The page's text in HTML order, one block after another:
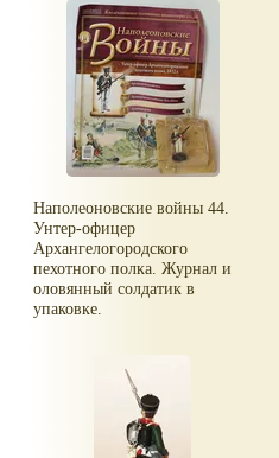
Наполеоновские войны 44.
Унтер-офицер
Архангелогородского
пехотного полка. Журнал и
оловянный солдатик в
упаковке.